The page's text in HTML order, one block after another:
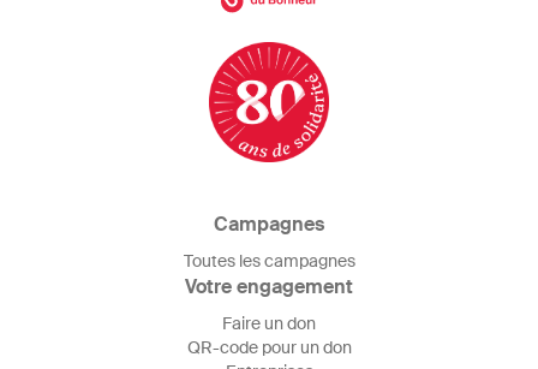
Campagnes
Toutes les campagnes
Votre engagement
Faire un don
QR-code pour un don